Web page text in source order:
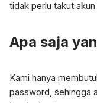
tidak perlu takut
Apa saja
Kami hanya
password, sehingga